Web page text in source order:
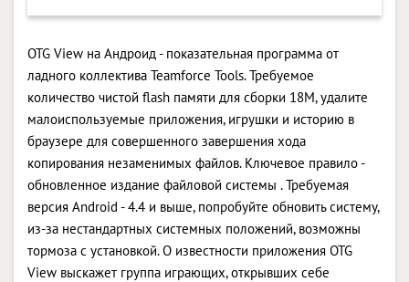
OTG View на Андроид - показательная программа от
ладного коллектива Teamforce Tools. Требуемое
количество чистой flash памяти для сборки 18M, удалите
малоиспользуемые приложения, игрушки и историю в
браузере для совершенного завершения хода
копирования незаменимых файлов. Ключевое правило -
обновленное издание файловой системы . Требуемая
версия Android - 4.4 и выше, попробуйте обновить систему,
из-за нестандартных системных положений, возможны
тормоза с установкой. О известности приложения OTG
View выскажет группа играющих, открывших себе